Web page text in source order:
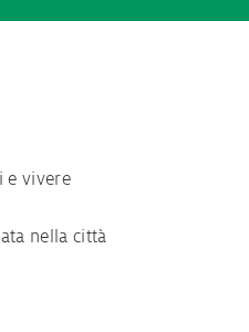
e vivere
nella città